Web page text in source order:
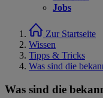
Jobs
Zur Startseite
Wissen
Tipps & Tricks
Was sind die
Was sind die